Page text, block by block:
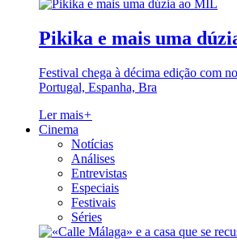
Pikika e mais uma
Festival chega à décima edição com
Portugal, Espanha, Bra
Ler mais+
Cinema
Notícias
Análises
Entrevistas
Especiais
Festivais
Séries